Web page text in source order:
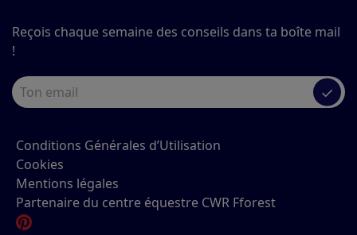
Reçois chaque semaine des conseils dans ta boîte mail
!
✓
Conditions Générales d’Utilisation
Cookies
Mentions légales
Partenaire du centre équestre CWR Fforest